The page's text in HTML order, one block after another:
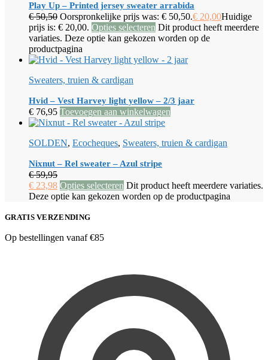
Play Up – Printed jersey sweater arrabida
€50,50 Oorspronkelijke prijs was: € 50,50.€ 20,00Huidige
prijs is: € 20,00. Opties selecteren Dit product heeft meerdere
variaties. Deze optie kan gekozen worden op de
productpagina
Sweaters, truien & cardigan
Hvid – Vest Harvey light yellow – 2/3 jaar
€ 76,95 Toevoegen aan winkelwagen
SOLDEN, Ecocheques, Sweaters, truien & cardigan
Nixnut – Rel sweater – Azul stripe
€59,95
€ 23,98 Opties selecteren Dit product heeft meerdere variaties.
Deze optie kan gekozen worden op de productpagina
GRATIS VERZENDING
Op bestellingen vanaf €85